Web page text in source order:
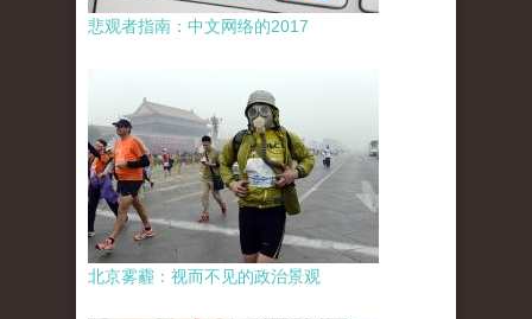
悲观者指南：中文网络的2017
北京雾霾：视而不见的政治景观